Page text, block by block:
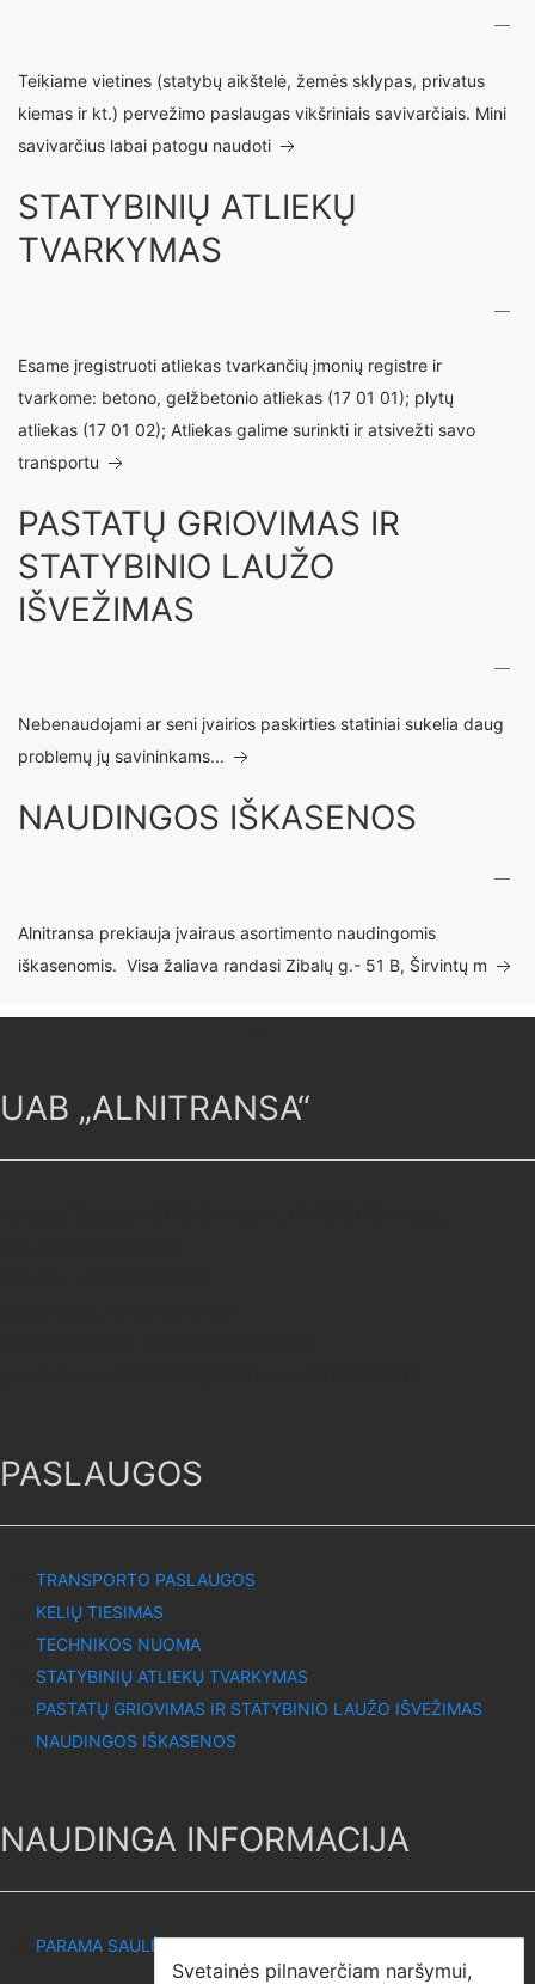
Teikiame vietines (statybų aikštelė, žemės sklypas, privatus
kiemas ir kt.) pervežimo paslaugas vikšriniais savivarčiais. Mini
savivarčius labai patogu naudoti
STATYBINIŲ ATLIEKŲ
TVARKYMAS
Esame įregistruoti atliekas tvarkančių įmonių registre ir
tvarkome: betono, gelžbetonio atliekas (17 01 01); plytų
atliekas (17 01 02); Atliekas galime surinkti ir atsivežti savo
transportu
PASTATŲ GRIOVIMAS IR
STATYBINIO LAUŽO
IŠVEŽIMAS
Nebenaudojami ar seni įvairios paskirties statiniai sukelia daug
problemų jų savininkams...
NAUDINGOS IŠKASENOS
Alnitransa prekiauja įvairaus asortimento naudingomis
iškasenomis. Visa žaliava randasi Zibalų g.- 51 B, Širvintų m
UAB „ALNITRANSA“
PASLAUGOS
TRANSPORTO PASLAUGOS
KELIŲ TIESIMAS
TECHNIKOS NUOMA
STATYBINIŲ ATLIEKŲ TVARKYMAS
PASTATŲ GRIOVIMAS IR STATYBINIO LAUŽO IŠVEŽIMAS
NAUDINGOS IŠKASENOS
NAUDINGA INFORMACIJA
PARAMA SAULĖS ELEKTRINEI
Svetainės pilnaverčiam naršymui,